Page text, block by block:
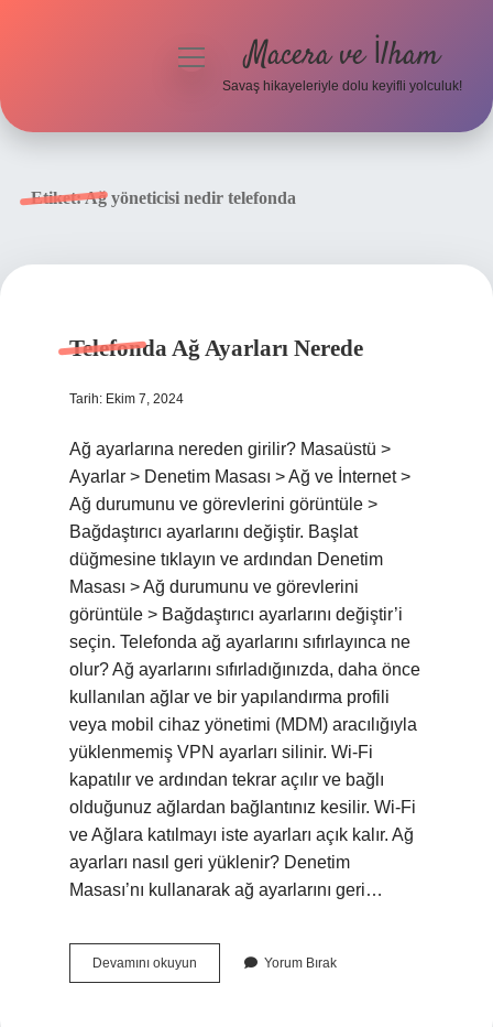
menüyüMacera ve İlham
Savaş hikayeleriyle dolu keyifli yolculuk!
Etiket:Ağ yöneticisi nedir telefonda
Telefonda Ağ Ayarları Nerede
Tarih: Ekim 7, 2024
Ağ ayarlarına nereden girilir? Masaüstü >
Ayarlar > Denetim Masası > Ağ ve İnternet >
Ağ durumunu ve görevlerini görüntüle >
Bağdaştırıcı ayarlarını değiştir. Başlat
düğmesine tıklayın ve ardından Denetim
Masası > Ağ durumunu ve görevlerini
görüntüle > Bağdaştırıcı ayarlarını değiştir’i
seçin. Telefonda ağ ayarlarını sıfırlayınca ne
olur? Ağ ayarlarını sıfırladığınızda, daha önce
kullanılan ağlar ve bir yapılandırma profili
veya mobil cihaz yönetimi (MDM) aracılığıyla
yüklenmemiş VPN ayarları silinir. Wi-Fi
kapatılır ve ardından tekrar açılır ve bağlı
olduğunuz ağlardan bağlantınız kesilir. Wi-Fi
ve Ağlara katılmayı iste ayarları açık kalır. Ağ
ayarları nasıl geri yüklenir? Denetim
Masası’nı kullanarak ağ ayarlarını geri…
Devamını okuyun Telefonda
Ağ
Yorum Bırak